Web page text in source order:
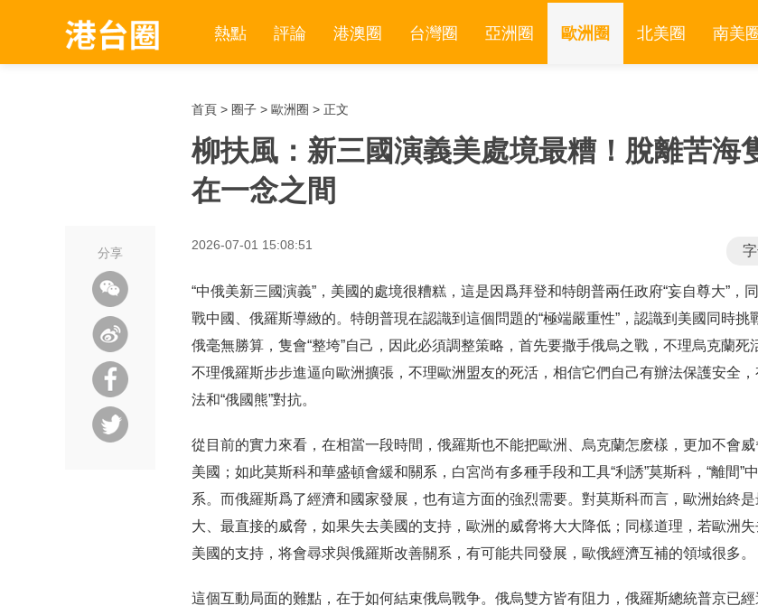
熱點 評論 港澳圈 台灣圈 亞洲圈 歐洲圈 北美圈 南美圈
首頁 > 圈子 > 歐洲圈 > 正文
柳扶風：新三國演義美處境最糟！脫離苦海
在一念之間
2026-07-01 15:08:51
分享
“中俄美新三國演義”，美國的處境很糟糕，這是因爲拜登和特朗普兩任政府“妄自尊大”，
戰中國、俄羅斯導緻的。特朗普現在認識到這個問題的“極端嚴重性”，認識到美國同時挑
俄毫無勝算，隻會“整垮”自己，因此必須調整策略，首先要撒手俄烏之戰，不理烏克蘭死
不理俄羅斯步步進逼向歐洲擴張，不理歐洲盟友的死活，相信它們自己有辦法保護安全
法和“俄國熊”對抗。
從目前的實力來看，在相當一段時間，俄羅斯也不能把歐洲、烏克蘭怎麽樣，更加不會威
美國；如此莫斯科和華盛頓會緩和關系，白宮尚有多種手段和工具“利誘”莫斯科，“離間”
系。而俄羅斯爲了經濟和國家發展，也有這方面的強烈需要。對莫斯科而言，歐洲始終是
大、最直接的威脅，如果失去美國的支持，歐洲的威脅将大大降低；同樣道理，若歐洲失
美國的支持，将會尋求與俄羅斯改善關系，有可能共同發展，歐俄經濟互補的領域很多。
這個互動局面的難點，在于如何結束俄烏戰争。俄烏雙方皆有阻力，俄羅斯總統普京已經